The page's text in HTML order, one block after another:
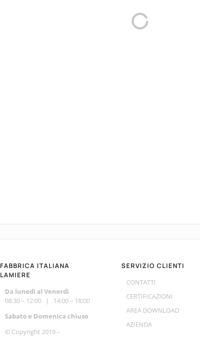
FABBRICA ITALIANA
LAMIERE
Da lunedì al Venerdì
08:30 – 12:00 | 14:00 – 18:00
Sabato e Domenica chiuso
© Copyright 2019 –
SERVIZIO CLIENTI
CONTATTI
CERTIFICAZIONI
AREA DOWNLOAD
AZIENDA